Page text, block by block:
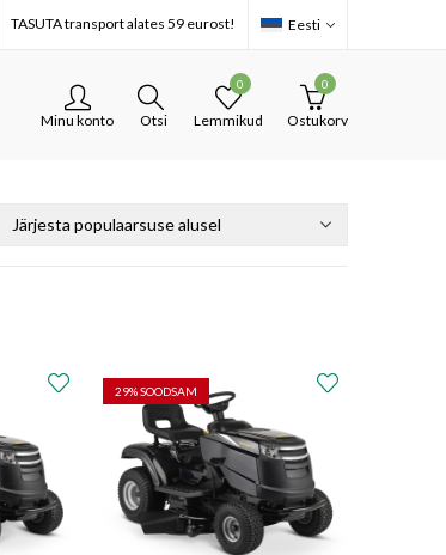
TASUTA transport alates 59 eurost! Eesti
Minu konto Otsi
0
Lemmikud
0
Ostukorv
29% SOODSAM